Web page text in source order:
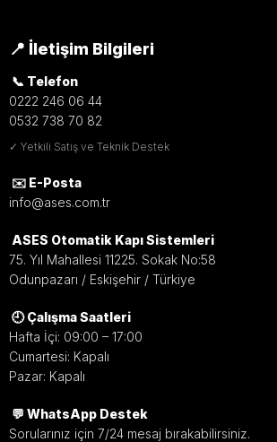
📍 İletişim Bilgileri
📞 Telefon
0222 246 06 44
0532 738 70 82
✓ Yetkili Satış ve Teknik Destek
✉️ E-Posta
info@ases.com.tr
ASES Otomatik Kapı Sistemleri
75. Yıl Mahallesi 11225. Sokak No:58
Odunpazarı / Eskişehir / Türkiye
🕘 Çalışma Saatleri
Hafta İçi: 09:00 – 17:00
Cumartesi: Kapalı
Pazar: Kapalı
💬 WhatsApp Destek
Sorularınız için 7/24 mesaj bırakabilirsiniz.